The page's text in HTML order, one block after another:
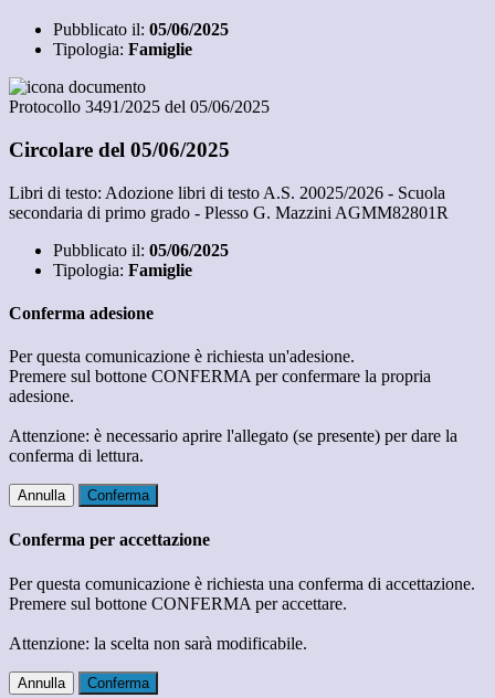
Pubblicato il: 05/06/2025
Tipologia: Famiglie
Protocollo 3491/2025 del 05/06/2025
Circolare del 05/06/2025
Libri di testo: Adozione libri di testo A.S. 20025/2026 - Scuola
secondaria di primo grado - Plesso G. Mazzini AGMM82801R
Pubblicato il: 05/06/2025
Tipologia: Famiglie
Conferma adesione
Per questa comunicazione è richiesta un'adesione.
Premere sul bottone CONFERMA per confermare la propria
adesione.
Attenzione: è necessario aprire l'allegato (se presente) per dare la
conferma di lettura.
Annulla Conferma
Conferma per accettazione
Per questa comunicazione è richiesta una conferma di accettazione.
Premere sul bottone CONFERMA per accettare.
Attenzione: la scelta non sarà modificabile.
Annulla Conferma